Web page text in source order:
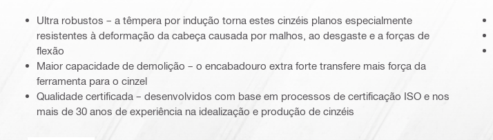
Ultra robustos – a têmpera por indução torna estes cinzéis planos especialmente
resistentes à deformação da cabeça causada por malhos, ao desgaste e a forças de
flexão
Maior capacidade de demolição – o encabadouro extra forte transfere mais força da
ferramenta para o cinzel
Qualidade certificada – desenvolvidos com base em processos de certificação ISO e nos
mais de 30 anos de experiência na idealização e produção de cinzéis